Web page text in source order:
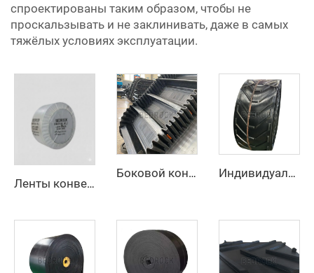
спроектированы таким образом, чтобы не
проскальзывать и не заклинивать, даже в самых
тяжёлых условиях эксплуатации.
Ленты конвейерные высокой прочности для транспортировки на большие расстояния в жарком климате
Боковой конвейерный ремень для подачи материалов под большим уклоном и вертикально Индивидуальный конвейерный ремень U-образного сечения, высокопрочный конвейерный ремень для транспортировки материалов при высоких температурах